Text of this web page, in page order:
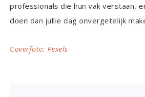
professionals die hun vak verstaan,
doen dan jullie dag onvergetelijk
Coverfoto: Pexels